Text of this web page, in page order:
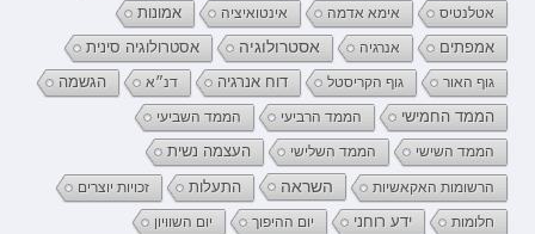
אטלנטיס אימא אדמה אינטואיציה אמונות
אמפתים אנרגיה אסטרולוגיה אסטרולוגיה סינית
גוף האור גוף הקריסטל דוח אנרגיה דנ״א הגשמה
הממד החמישי הממד הרביעי הממד השביעי
הממד השישי הממד השלישי העצמה נשית
הרשומות האקאשיות השראה התעלות זכויות יוצרים
חלומות ידע רוחני יום ההיפוך יום השוויון